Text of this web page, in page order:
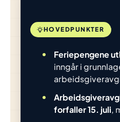
HOVEDPUNKTER
Feriepengene
inngår i
forfaller 15. juli,